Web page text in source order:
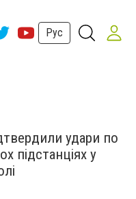
Рус
удари по
підстанціях у